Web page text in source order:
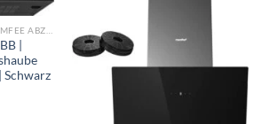
DUNSTABZUGSHAUBE | COMFEE ABZUGSHAUBEN
|
Schwarz